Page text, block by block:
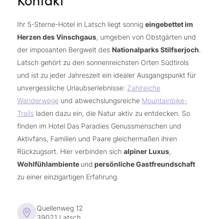
Textil-Familiensauna
Ruheraum mit Tee- und Saftbar
Zusätzlicher Ruhebereich mit Poolblick,
erweiterte Liegeflächen am Indoorpool
Verwöhnanwendungen von Maria Galland,
VITALIS Team Dr. Joseph, Salin de Biosel und
Ägyptos im La Vita Spa (gegen Aufpreis und mit
Voranmeldung)
Yogaplattformen im Freien
Trail-Bike-Touren mit Guide (bis Anfang
November, gegen Aufpreis)
VinschgauCard: freie Fahrt mit allen öffentlichen
Verkehrsmitteln in Südtirol sowie Vergünstigungen
bei Bergbahnen, Museen und
Freizeiteinrichtungen
Ganzjährig beheizter Baby-Indoorpool mit
Minirutsche und Wasserspielen
Spielzimmer mit Lese-Kuschelecke, Minirutsche
und Sensorikspielen
Komplette Babyausstattung: Flaschenwärmer,
Hochstuhl, Wickelauflage, Windel-Starterpaket,
Toilettenaufsätze, Babywippe, Kinderbett,
Badewanne, Schwimmhilfen, Rückentrage und
Leih-Kinderwagen, Citybikes mit Kindersitzen,
Kinderräder und Laufräder
Babysitterservice (gegen Aufpreis,
Voranmeldung erforderlich)
Abendessen für Kinder im Kids-Club um 18.00
Wand
Verleih von Kindersitzen für Citybikes
Bike-Info-Corner mit Magazinen,
Tourenempfehlungen und Kartenmaterial
Gratis Energiedrinks in verschiedenen Sorten
Täglich geführte Radtouren in unterschiedlichen
Schwierigkeitsgraden (gegen Aufpreis, bis
Anfang November)
Lademöglichkeit für mitgebrachte E-Bikes
Ihr 5-Sterne-Hotel in Latsch liegt sonnig eingebettet im
Herzen des Vinschgaus, umgeben von Obstgärten und
der imposanten Bergwelt des Nationalparks Stilfserjoch.
Latsch gehört zu den sonnenreichsten Orten Südtirols
und ist zu jeder Jahreszeit ein idealer Ausgangspunkt für
unvergessliche Urlaubserlebnisse: Zahlreiche
Wanderwege und abwechslungsreiche Mountainbike-
Trails laden dazu ein, die Natur aktiv zu entdecken. So
finden im Hotel Das Paradies Genussmenschen und
Aktivfans, Familien und Paare gleichermaßen ihren
Rückzugsort. Hier verbinden sich alpiner Luxus,
Wohlfühlambiente und persönliche Gastfreundschaft
zu einer einzigartigen Erfahrung.
Quellenweg 12